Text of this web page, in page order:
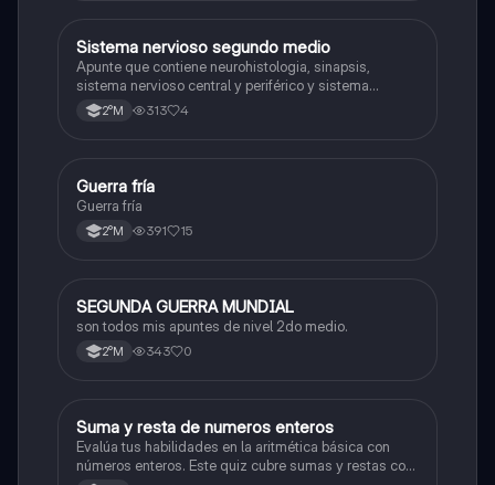
Biología
Sistema nervioso segundo medio
Apunte que contiene neurohistologia, sinapsis,
sistema nervioso central y periférico y sistema
endocrino
2°M 313 4
Historia
Guerra fría
Guerra fría
2°M 391 15
Historia
SEGUNDA GUERRA MUNDIAL
son todos mis apuntes de nivel 2do medio.
2°M 343 0
SMatemáticas
Suma y resta de numeros enteros
Evalúa tus habilidades en la aritmética básica con
números enteros. Este quiz cubre sumas y restas con